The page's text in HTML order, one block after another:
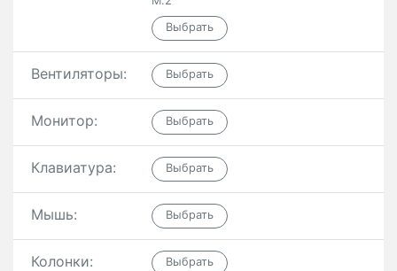
Вентиляторы:
Монитор:
Клавиатура:
Мышь:
Колонки: